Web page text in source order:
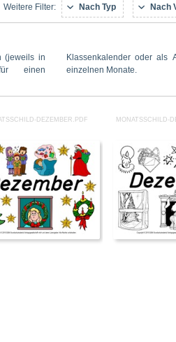
Weitere Filter: Nach Typ Nach
(jeweils in
einen
für die
einzelnen Monate.
DEZEMBER.PDF MONATSSCHILD-